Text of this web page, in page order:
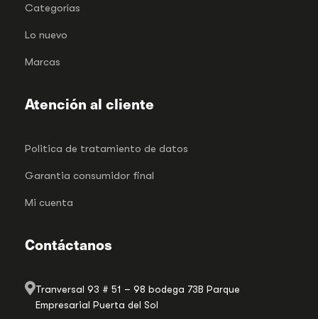
Categorías
Lo nuevo
Marcas
Atención al cliente
Politica de tratamiento de datos
Garantia consumidor final
Mi cuenta
Contáctanos
Tranversal 93 # 51 – 98 bodega 73B Parque
Empresarial Puerta del Sol